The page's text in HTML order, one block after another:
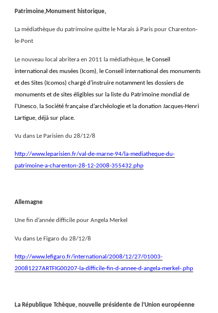
Patrimoine,Monument historique,
La médiathèque du patrimoine quitte le Marais à Paris pour Charenton-
le-Pont
Le nouveau local abritera en 2011 la médiathèque, le Conseil
international des musées (Icom), le Conseil international des monuments
et des Sites (Icomos) chargé d’instruire notamment les dossiers de
monuments et de sites éligibles sur la liste du Patrimoine mondial de
l’Unesco, la Société française d’archéologie et la donation Jacques-Henri
Lartigue, déjà sur place.
Vu dans Le Parisien du 28/12/8
http://www.leparisien.fr/val-de-marne-94/la-mediatheque-du-
patrimoine-a-charenton-28-12-2008-355432.php
Allemagne
Une fin d’année difficile pour Angela Merkel
Vu dans Le Figaro du 28/12/8
http://www.lefigaro.fr/international/2008/12/27/01003-
20081227ARTFIG00207-la-difficile-fin-d-annee-d-angela-merkel-.php
La République Tchèque, nouvelle présidente de l’Union européenne